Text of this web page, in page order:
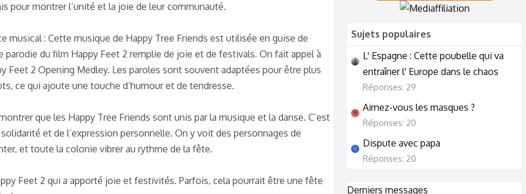
pour montrer l’unité et la joie de leur communauté.
musical : Cette musique de Happy Tree Friends est utilisée en guise de
parodie du film Happy Feet 2 remplie de joie et de festivals. On fait appel à
Feet 2 Opening Medley. Les paroles sont souvent adaptées pour être plus
ce qui ajoute une touche d’humour et de tendresse.
que les Happy Tree Friends sont unis par la musique et la danse. C’est
et de l’expression personnelle. On y voit des personnages de
et toute la colonie vibrer au rythme de la fête.
Feet 2 qui a apporté joie et festivités. Parfois, cela pourrait être une fête
Sujets populaires
L' Espagne : Cette poubelle qui va
entraîner l' Europe dans le chaos
Réponses: 29
M Aimez-vous les masques ?
Réponses: 20
U Dispute avec papa
Réponses: 20
Derniers messages